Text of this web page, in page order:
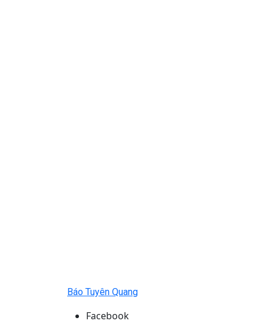
Báo Tuyên Quang
Facebook